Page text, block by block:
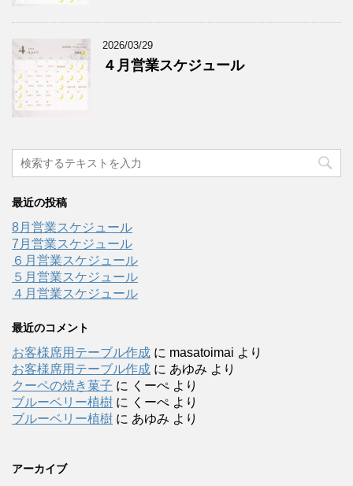
2026/03/29
４月営業スケジュール
最近の投稿
8月営業スケジュール
7月営業スケジュール
６月営業スケジュール
５月営業スケジュール
４月営業スケジュール
最近のコメント
お客様席用テーブル作成 に masatoimai より
お客様席用テーブル作成 に あゆみ より
クーペの焼き菓子 に くーぺ より
ブルーベリー植樹 に くーぺ より
ブルーベリー植樹 に あゆみ より
アーカイブ